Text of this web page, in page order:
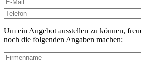
Bitte
lasse
dieses
Feld
Um ein Angebot ausstellen zu können,
noch die folgenden Angaben machen: